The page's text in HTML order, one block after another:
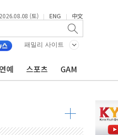
2026.08.08 (토) | ENG | 中文
패밀리 사이트
예 스포츠 GAM